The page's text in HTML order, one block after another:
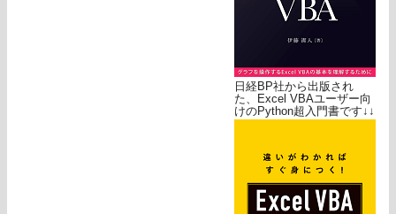
日経BP社から出版され
た、Excel VBAユーザー向
けのPython超入門書です↓↓